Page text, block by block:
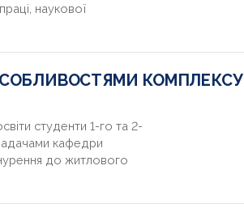
наукової
КОМПЛЕКСУ
студенти 1-го та 2-
кафедри
до житлового